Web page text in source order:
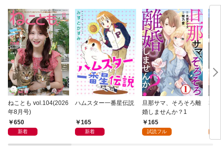
ねことも vol.104(2026
年8月号)
650
新着
ハムスター一番星伝説
165
新着
旦那サマ、そろそろ離
婚しませんか？1
165
試読フル
私